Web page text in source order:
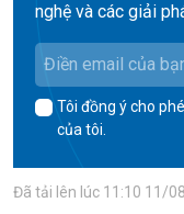
nghệ và các giải
Tôi đồng ý cho
của tôi.
Đã tải lên lúc 11:10 11/